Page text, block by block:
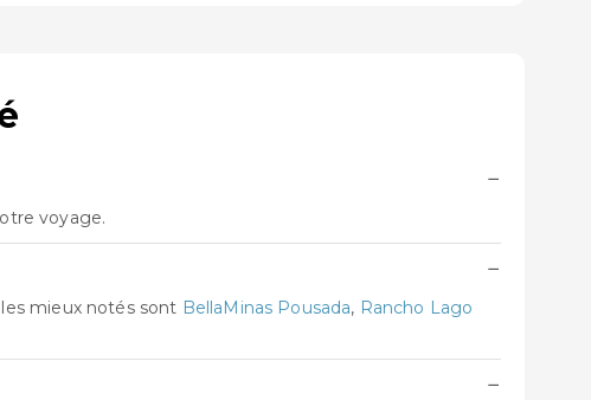
−
voyage.
−
mieux notés sont BellaMinas Pousada, Rancho Lago
−